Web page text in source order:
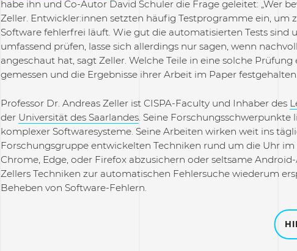
habe ihn und Co-Autor David Schuler die Frage geleitet: „Wer
Zeller. Entwickler:innen setzten häufig Testprogramme ein, um
Software fehlerfrei läuft. Wie gut die automatisierten Tests sind
umfassend prüfen, lasse sich allerdings nur sagen, wenn
angeschaut hat, sagt Zeller. Welche Teile in eine solche
gemessen und die Ergebnisse ihrer Arbeit im Paper festgehalten.
Professor Dr. Andreas Zeller ist CISPA-Faculty und Inhaber des
der Universität des Saarlandes. Seine
komplexer Softwaresysteme. Seine Arbeiten wirken weit ins
Forschungsgruppe entwickelten Techniken rund um die Uhr
Chrome, Edge, oder Firefox abzusichern oder seltsame
Zellers Techniken zur automatischen Fehlersuche wiederum
Beheben von Software-Fehlern.